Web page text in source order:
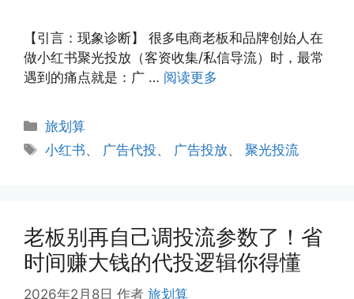
【引言：现象诊断】 很多电商老板和品牌创始人在
做小红书聚光投放（客资收集/私信导流）时，最常
遇到的痛点就是：广 … 阅读更多
分
类
旅划算
标
小红书、 广告代投、 广告投放、聚光投流
老板别再自己调投流参数了！省
时间赚大钱的代投逻辑你得懂
2026年2月8日 作者 旅划算